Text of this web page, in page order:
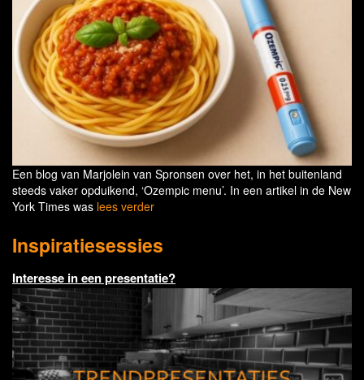
Een blog van Marjolein van Spronsen over het, in het buitenland
steeds vaker opduikend, ‘Ozempic menu’. In een artikel in de New
York Times was lees verder
Inspiratiesessies
Interesse in een presentatie?